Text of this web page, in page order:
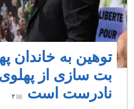
توهین به خاندان
بت سازی از
نادرست است
۲